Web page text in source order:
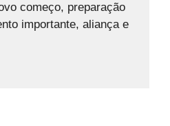
começo, preparação
importante, aliança e